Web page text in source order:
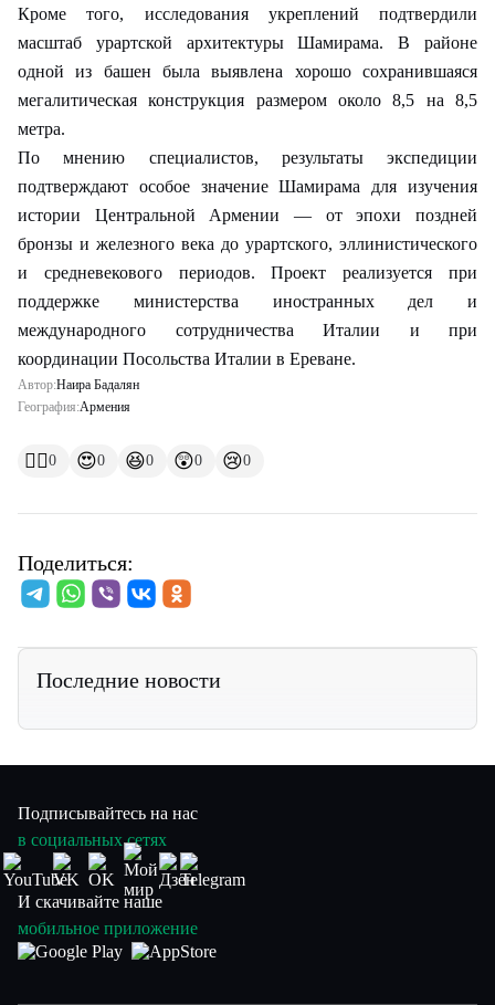
Кроме того, исследования укреплений подтвердили
масштаб урартской архитектуры Шамирама. В районе
одной из башен была выявлена хорошо сохранившаяся
мегалитическая конструкция размером около 8,5 на 8,5
метра.
По мнению специалистов, результаты экспедиции
подтверждают особое значение Шамирама для изучения
истории Центральной Армении — от эпохи поздней
бронзы и железного века до урартского, эллинистического
и средневекового периодов. Проект реализуется при
поддержке министерства иностранных дел и
международного сотрудничества Италии и при
координации Посольства Италии в Ереване.
Автор:Наира Бадалян
География:Армения
👍🏻0 😍0 😆0 😲0 😢0
Поделиться:
Последние новости
Подписывайтесь на нас
в социальных сетях
И скачивайте наше
мобильное приложение